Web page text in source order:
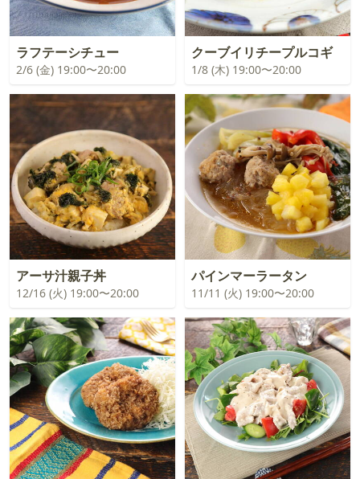
ラフテーシチュー
2/6 (金) 19:00〜20:00
クーブイリチープルコギ
1/8 (木) 19:00〜20:00
アーサ汁親子丼
12/16 (火) 19:00〜20:00
パインマーラータン
11/11 (火) 19:00〜20:00